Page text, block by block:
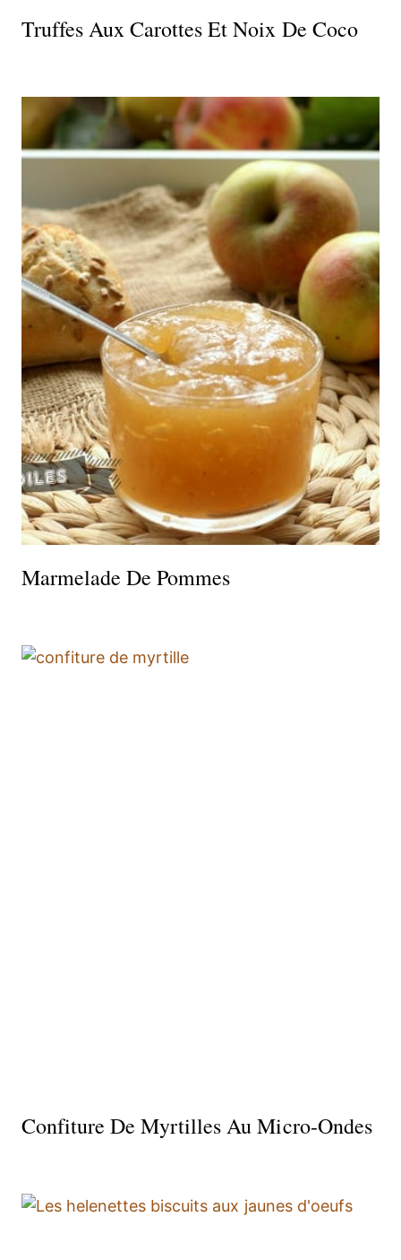
Truffes Aux Carottes Et Noix De Coco
Marmelade De Pommes
Confiture De Myrtilles Au Micro-Ondes